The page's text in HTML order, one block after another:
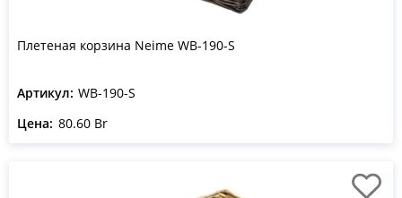
Плетеная корзина Neime WB-190-S
Артикул: WB-190-S
Цена: 80.60 Br